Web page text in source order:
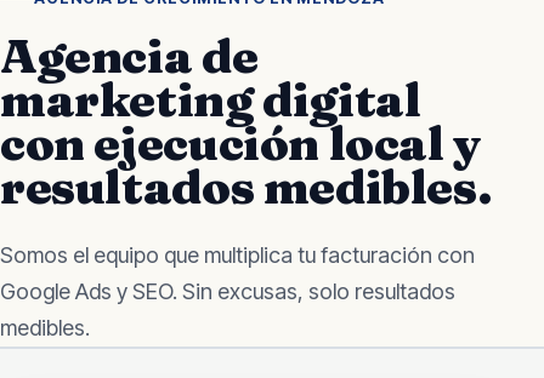
Agencia de
marketing digital
con ejecución local y
resultados medibles.
Somos el equipo que multiplica tu facturación con
Google Ads y SEO. Sin excusas, solo resultados
medibles.